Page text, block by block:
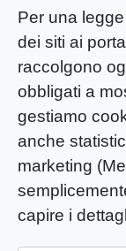
Per una
dei siti ai
raccolgono
obbligati a
gestiamo
anche
marketing
capire i
YOU-ng